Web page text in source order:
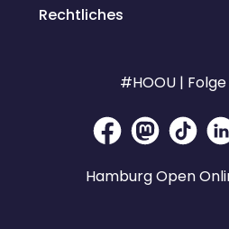
Rechtliches
#HOOU |
Hamburg Open